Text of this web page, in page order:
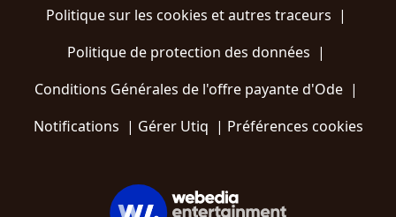
Politique sur les cookies et autres traceurs |
Politique de protection des données |
Conditions Générales de l'offre payante d'Ode |
Notifications | Gérer Utiq | Préférences cookies